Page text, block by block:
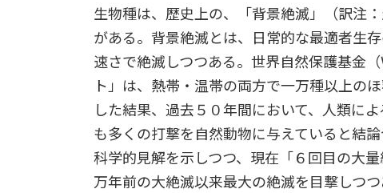
生物種は、歴史上の、「背景絶滅」（訳注
がある。背景絶滅とは、日常的な最適者生
速さで絶滅しつつある。世界自然保護基金
ト」は、熱帯・温帯の両方で一万種以上の
した結果、過去５０年間において、人類に
も多くの打撃を自然動物に与えていると結
科学的見解を示しつつ、現在「６回目の大
万年前の大絶滅以来最大の絶滅を目撃しつつ